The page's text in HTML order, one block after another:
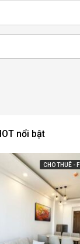
nổi bật
CHO THUÊ -